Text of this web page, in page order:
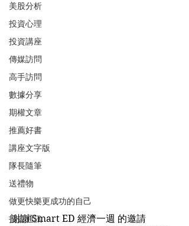
美股分析
投資心理
投資講座
傳媒訪問
高手訪問
數據分享
期權文章
推薦好書
講座文字版
隊長隨筆
送禮物
做更快樂更成功的自己
投資通訊
謝謝 Smart ED 經濟一週 的邀請